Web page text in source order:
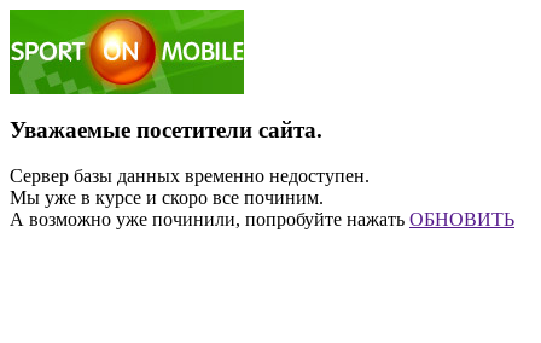
Уважаемые посетители сайта.
Сервер базы данных временно недоступен.
Мы уже в курсе и скоро все починим.
А возможно уже починили, попробуйте нажать ОБНОВИТЬ